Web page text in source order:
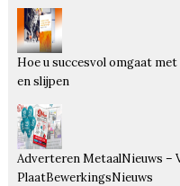
Hoe u succesvol omgaat
en slijpen
Adverteren MetaalNieuws –
PlaatBewerkingsNieuws